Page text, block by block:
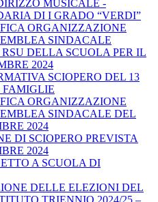
MUSICALE -
DI I GRADO “VERDI”
ORGANIZZAZIONE
SINDACALE
DELLA SCUOLA PER IL
2024
SCIOPERO DEL 13
FAMIGLIE
ORGANIZZAZIONE
SINDACALE DEL
2024
DI SCIOPERO PREVISTA
2024
A SCUOLA DI
DELLE ELEZIONI DEL